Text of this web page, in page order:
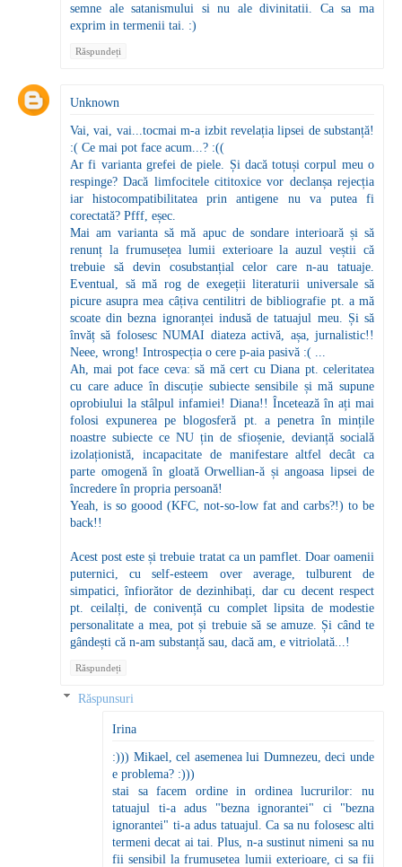
semne ale satanismului si nu ale divinitatii. Ca sa ma
exprim in termenii tai. :)
Răspundeți
Unknown
Vai, vai, vai...tocmai m-a izbit revelația lipsei de substanță!
:( Ce mai pot face acum...? :((
Ar fi varianta grefei de piele. Și dacă totuși corpul meu o
respinge? Dacă limfocitele cititoxice vor declanșa rejecția
iar histocompatibilitatea prin antigene nu va putea fi
corectată? Pfff, eșec.
Mai am varianta să mă apuc de sondare interioară și să
renunț la frumusețea lumii exterioare la auzul veștii că
trebuie să devin cosubstanțial celor care n-au tatuaje.
Eventual, să mă rog de exegeții literaturii universale să
picure asupra mea câțiva centilitri de bibliografie pt. a mă
scoate din bezna ignoranței indusă de tatuajul meu. Și să
învăț să folosesc NUMAI diateza activă, așa, jurnalistic!!
Neee, wrong! Introspecția o cere p-aia pasivă :( ...
Ah, mai pot face ceva: să mă cert cu Diana pt. celeritatea
cu care aduce în discuție subiecte sensibile și mă supune
oprobiului la stâlpul infamiei! Diana!! Încetează în ați mai
folosi expunerea pe blogosferă pt. a penetra în mințile
noastre subiecte ce NU țin de sfioșenie, devianță socială
izolaționistă, incapacitate de manifestare altfel decât ca
parte omogenă în gloată Orwellian-ă și angoasa lipsei de
încredere în propria persoană!
Yeah, is so goood (KFC, not-so-low fat and carbs?!) to be
back!!
Acest post este și trebuie tratat ca un pamflet. Doar oamenii
puternici, cu self-esteem over average, tulburent de
simpatici, înfiorător de dezinhibați, dar cu decent respect
pt. ceilalți, de conivență cu complet lipsita de modestie
personalitate a mea, pot și trebuie să se amuze. Și când te
gândești că n-am substanță sau, dacă am, e vitriolată...!
Răspundeți
Răspunsuri
Irina
:))) Mikael, cel asemenea lui Dumnezeu, deci unde
e problema? :)))
stai sa facem ordine in ordinea lucrurilor: nu
tatuajul ti-a adus "bezna ignorantei" ci "bezna
ignorantei" ti-a adus tatuajul. Ca sa nu folosesc alti
termeni decat ai tai. Plus, n-a sustinut nimeni sa nu
fii sensibil la frumusetea lumii exterioare, ci sa fii